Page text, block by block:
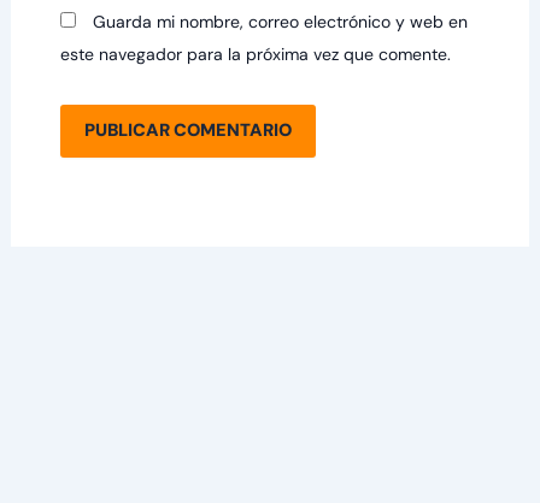
Guarda mi nombre, correo electrónico y web en
este navegador para la próxima vez que comente.